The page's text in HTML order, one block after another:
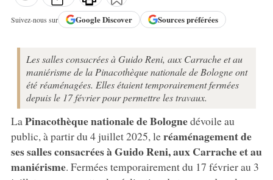
Suivez-nous sur GoogleDiscover Sources préférées
Les salles consacrées à Guido Reni, aux Carrache et au
maniérisme de la Pinacothèque nationale de Bologne ont
été réaménagées. Elles étaient temporairement fermées
depuis le 17 février pour permettre les travaux.
La Pinacothèque nationale de Bolognedévoile au
public, à partir du 4 juillet 2025, leréaménagement de
ses salles consacrées à Guido Reni, aux Carrache et au
maniérisme. Fermées temporairement du 17 février au 3